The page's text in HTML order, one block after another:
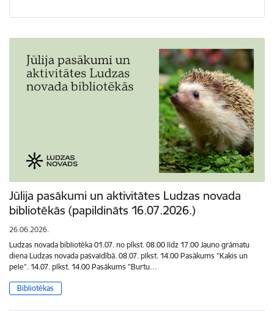
Jūlija pasākumi un aktivitātes Ludzas novada
bibliotēkās (papildināts 16.07.2026.)
26.06.2026.
Ludzas novada bibliotēka 01.07. no plkst. 08.00 līdz 17.00 Jauno grāmatu
diena Ludzas novada pašvaldībā. 08.07. plkst. 14.00 Pasākums “Kaķis un
pele”. 14.07. plkst. 14.00 Pasākums "Burtu…
Bibliotēkas